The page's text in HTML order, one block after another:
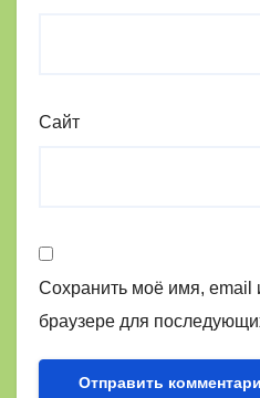
Сайт
Сохранить моё имя, email
браузере для